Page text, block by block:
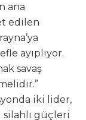
ana
edilen
ayıplıyor.
savaş
iki lider,
silahlı güçleri